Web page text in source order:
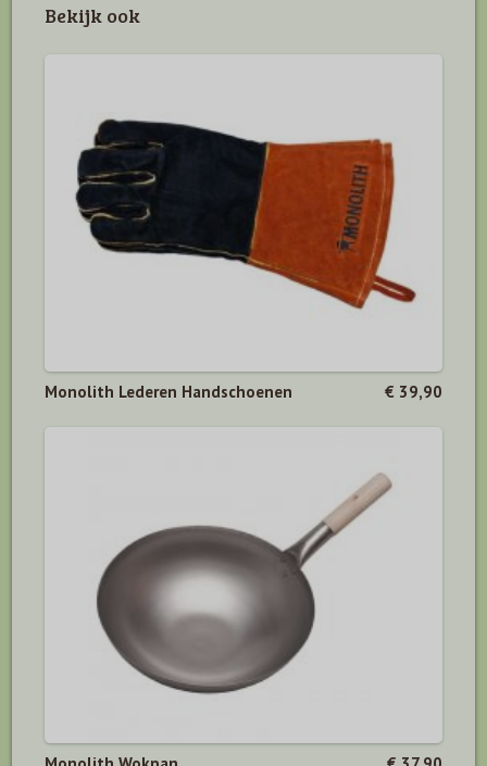
Bekijk ook
Monolith Lederen Handschoenen € 39,90